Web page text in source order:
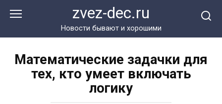
zvez-dec.ru
Новости бывают и хорошими
Математические задачки для
тех, кто умеет включать
логику